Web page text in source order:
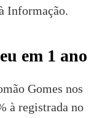
Informação.
em 1 ano
Gomes nos
à registrada no